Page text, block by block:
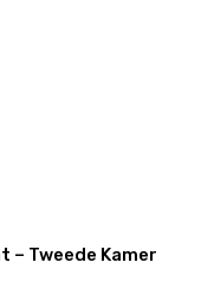
Tweede Kamer